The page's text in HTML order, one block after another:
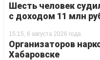
Шесть человек
с доходом 11 млн
15:15, 6 августа 2026 года
Организаторов
Хабаровске